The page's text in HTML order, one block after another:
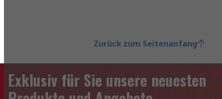
Zurück zum Seitenanfang
Exklusiv für Sie unsere neuesten